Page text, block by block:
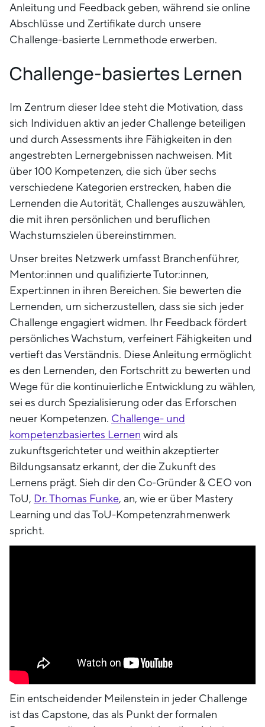
Anleitung und Feedback geben, während sie online
Abschlüsse und Zertifikate durch unsere
Challenge-basierte Lernmethode erwerben.
Challenge-basiertes Lernen
Im Zentrum dieser Idee steht die Motivation, dass
sich Individuen aktiv an jeder Challenge beteiligen
und durch Assessments ihre Fähigkeiten in den
angestrebten Lernergebnissen nachweisen. Mit
über 100 Kompetenzen, die sich über sechs
verschiedene Kategorien erstrecken, haben die
Lernenden die Autorität, Challenges auszuwählen,
die mit ihren persönlichen und beruflichen
Wachstumszielen übereinstimmen.
Unser breites Netzwerk umfasst Branchenführer,
Mentor:innen und qualifizierte Tutor:innen,
Expert:innen in ihren Bereichen. Sie bewerten die
Lernenden, um sicherzustellen, dass sie sich jeder
Challenge engagiert widmen. Ihr Feedback fördert
persönliches Wachstum, verfeinert Fähigkeiten und
vertieft das Verständnis. Diese Anleitung ermöglicht
es den Lernenden, den Fortschritt zu bewerten und
Wege für die kontinuierliche Entwicklung zu wählen,
sei es durch Spezialisierung oder das Erforschen
neuer Kompetenzen. Challenge- und
kompetenzbasiertes Lernen wird als
zukunftsgerichteter und weithin akzeptierter
Bildungsansatz erkannt, der die Zukunft des
Lernens prägt. Sieh dir den Co-Gründer & CEO von
ToU, Dr. Thomas Funke, an, wie er über Mastery
Learning und das ToU-Kompetenzrahmenwerk
spricht.
Ein entscheidender Meilenstein in jeder Challenge
ist das Capstone, das als Punkt der formalen